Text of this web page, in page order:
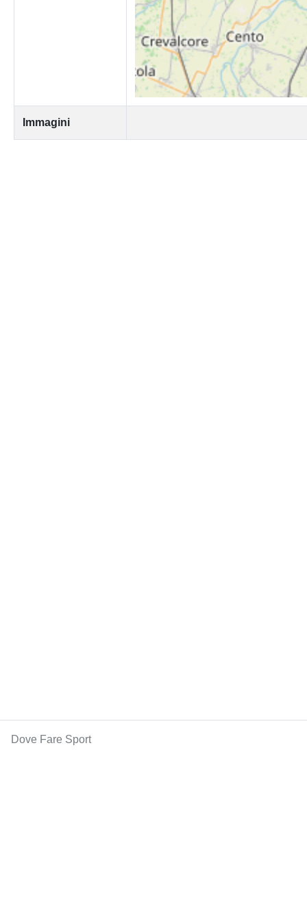
Immagini
Dove Fare Sport